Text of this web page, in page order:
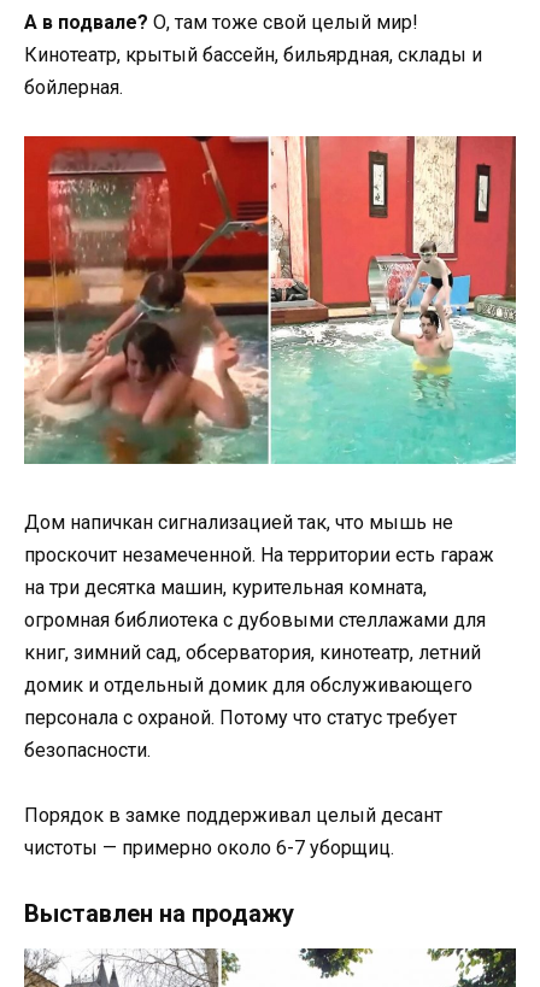
А в подвале? О, там тоже свой целый мир!
Кинотеатр, крытый бассейн, бильярдная, склады и
бойлерная.
Дом напичкан сигнализацией так, что мышь не
проскочит незамеченной. На территории есть гараж
на три десятка машин, курительная комната,
огромная библиотека с дубовыми стеллажами для
книг, зимний сад, обсерватория, кинотеатр, летний
домик и отдельный домик для обслуживающего
персонала с охраной. Потому что статус требует
безопасности.
Порядок в замке поддерживал целый десант
чистоты — примерно около 6-7 уборщиц.
Выставлен на продажу